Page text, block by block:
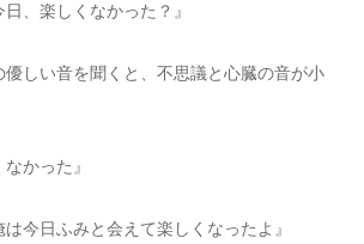
日、楽しくなかった？』
優しい音を聞くと、不思議と心臓の音が小
かった』
は今日ふみと会えて楽しくなったよ』